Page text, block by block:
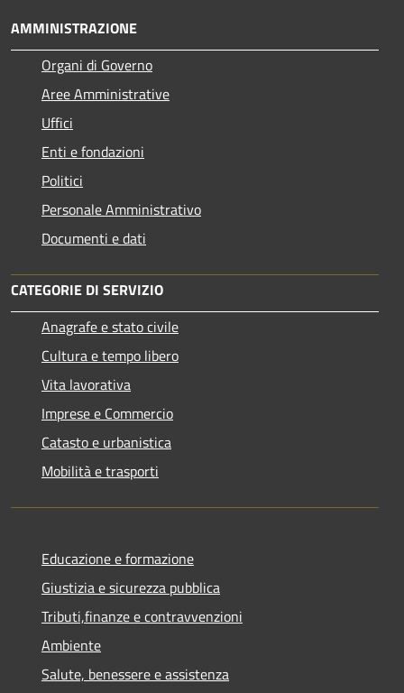
AMMINISTRAZIONE
Organi di Governo
Aree Amministrative
Uffici
Enti e fondazioni
Politici
Personale Amministrativo
Documenti e dati
CATEGORIE DI SERVIZIO
Anagrafe e stato civile
Cultura e tempo libero
Vita lavorativa
Imprese e Commercio
Catasto e urbanistica
Mobilità e trasporti
Educazione e formazione
Giustizia e sicurezza pubblica
Tributi,finanze e contravvenzioni
Ambiente
Salute, benessere e assistenza